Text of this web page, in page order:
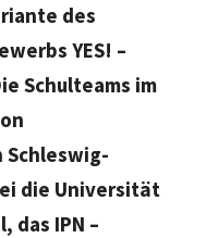
des
YES! –
Schulteams im
die Universität
das IPN –